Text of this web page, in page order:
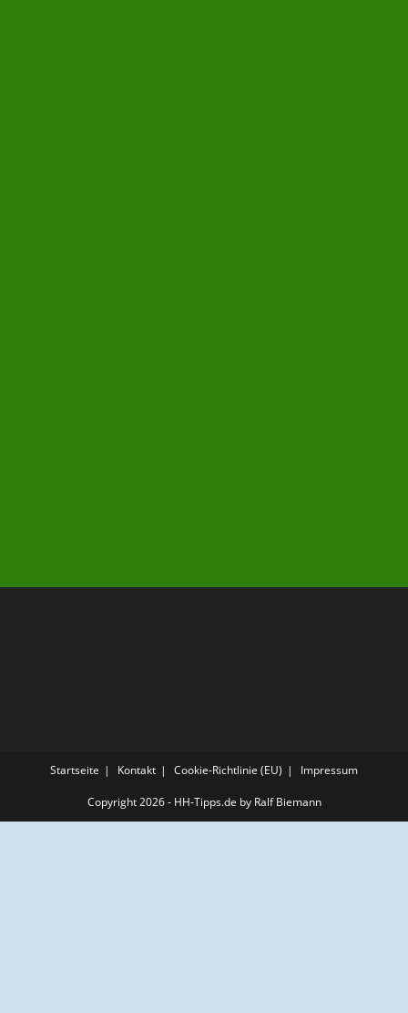
Startseite Kontakt Cookie-Richtlinie (EU) Impressum
Copyright 2026 - HH-Tipps.de by Ralf Biemann